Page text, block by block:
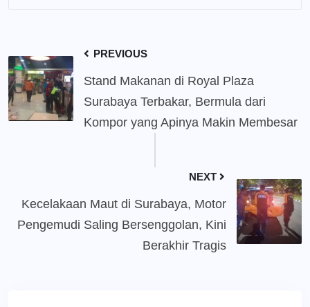
PREVIOUS
Stand Makanan di Royal Plaza
Surabaya Terbakar, Bermula dari
Kompor yang Apinya Makin Membesar
NEXT
Kecelakaan Maut di Surabaya, Motor
Pengemudi Saling Bersenggolan, Kini
Berakhir Tragis